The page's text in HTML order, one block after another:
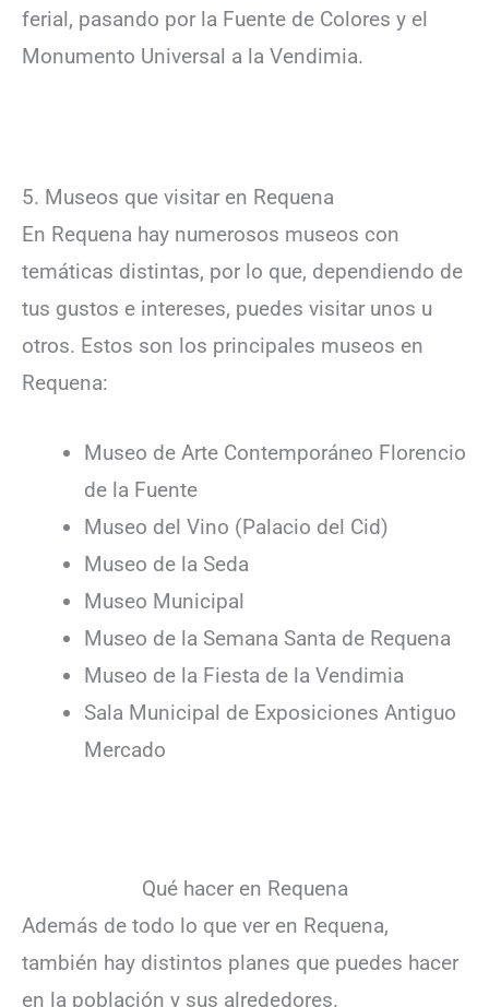
ferial, pasando por la Fuente de Colores y el
Monumento Universal a la Vendimia.
5. Museos que visitar en Requena
En Requena hay numerosos museos con
temáticas distintas, por lo que, dependiendo de
tus gustos e intereses, puedes visitar unos u
otros. Estos son los principales museos en
Requena:
Museo de Arte Contemporáneo Florencio
de la Fuente
Museo del Vino (Palacio del Cid)
Museo de la Seda
Museo Municipal
Museo de la Semana Santa de Requena
Museo de la Fiesta de la Vendimia
Sala Municipal de Exposiciones Antiguo
Mercado
Qué hacer en Requena
Además de todo lo que ver en Requena,
también hay distintos planes que puedes hacer
en la población y sus alrededores.